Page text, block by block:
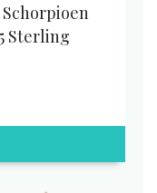
Sterling